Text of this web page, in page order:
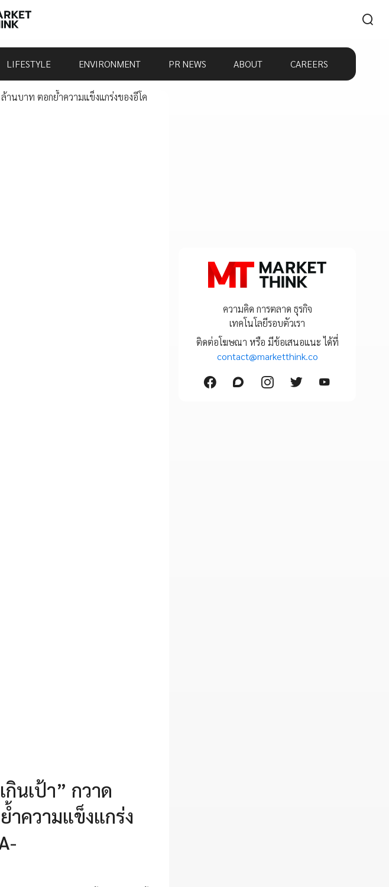
LIFESTYLE ENVIRONMENT PR NEWS ABOUT CAREERS
นเป้า” กวาด
ความแข็งแกร่ง
ความคิด การตลาด ธุรกิจ
เทคโนโลยีรอบตัวเรา
ติดต่อโฆษณา หรือ มีข้อเสนอแนะ ได้ที่
contact@marketthink.co